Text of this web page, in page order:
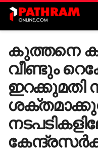
കുത്തനെ
വീണ്ടും
ഇറക്കുമതി